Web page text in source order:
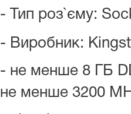
- Тип роз`єму:
- Виробник:
- не менше 8 ГБ
не менше 3200